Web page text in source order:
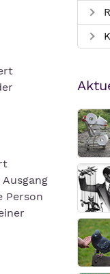
Person